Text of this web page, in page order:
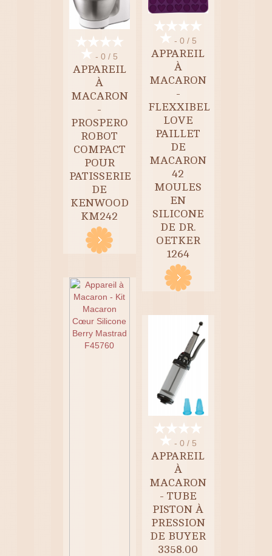
- 0 / 5
APPAREIL
À
MACARON
-
PROSPERO
ROBOT
COMPACT
POUR
PATISSERIE
DE
KENWOOD
KM242
- 0 / 5
APPAREIL
À
MACARON
-
FLEXXIBEL
LOVE
PAILLET
DE
MACARON
42
MOULES
EN
SILICONE
DE DR.
OETKER
1264
- 0 / 5
APPAREIL
À
MACARON
- TUBE
PISTON À
PRESSION
DE BUYER
3358.00